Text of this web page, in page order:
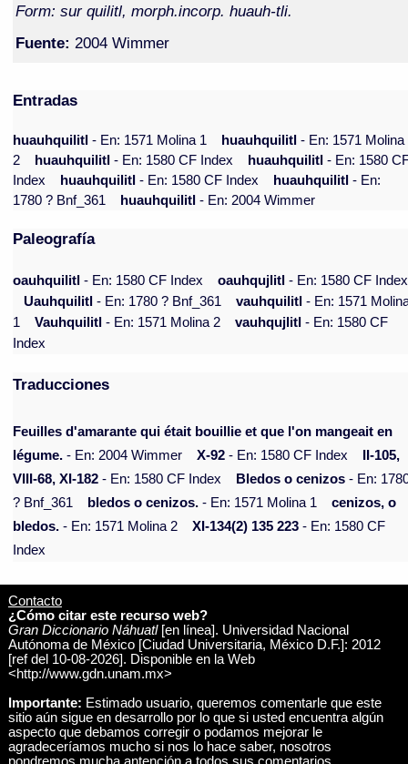
Form: sur quilitl, morph.incorp. huauh-tli.
Fuente: 2004 Wimmer
Entradas
huauhquilitl- En: 1571 Molina 1 huauhquilitl- En: 1571 Molina
2
huauhquilitl- En: 1580 CF Index huauhquilitl- En: 1580
Index
huauhquilitl- En: 1580 CF Index huauhquilitl- En:
1780 ? Bnf_361
huauhquilitl- En: 2004 Wimmer
Paleografía
oauhquilitl - En: 1580 CF Index oauhqujlitl - En: 1580 CF Index
Uauhquilitl - En: 1780 ? Bnf_361 vauhquilitl - En: 1571
1
Vauhquilitl - En: 1571 Molina 2 vauhqujlitl - En: 1580 CF
Index
Traducciones
Feuilles d'amarante qui était bouillie et que l'on mangeait en
légume. - En: 2004 Wimmer X-92 - En: 1580 CF Index
II-105,
VIII-68, XI-182 - En: 1580 CF Index Bledos o cenizos - En:
? Bnf_361
bledos o cenizos. - En: 1571 Molina 1
cenizos, o
bledos. - En: 1571 Molina 2 XI-134(2) 135 223 - En: 1580 CF
Index
Contacto
¿Cómo citar este recurso web?
Gran Diccionario Náhuatl[en línea]. Universidad Nacional
Autónoma de México [Ciudad Universitaria, México D.F.]: 2012
[ref del 10-08-2026]. Disponible en la Web
<http://www.gdn.unam.mx>
Importante: Estimado usuario, queremos comentarle que este
sitio aún sigue en desarrollo por lo que si usted encuentra algún
aspecto que debamos corregir o podamos mejorar le
agradeceríamos mucho si nos lo hace saber, nosotros
pondremos mucha antención a todos sus comentarios.